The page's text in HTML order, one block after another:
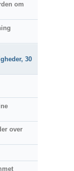
om
30
over